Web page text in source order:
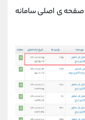
صفحه ی اصلی سامانه